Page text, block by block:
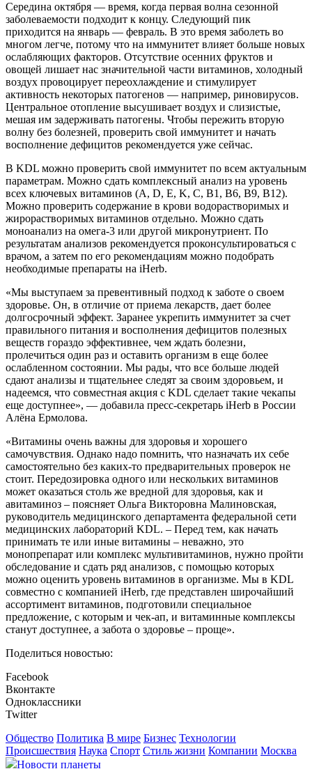
Середина октября — время, когда первая волна сезонной
заболеваемости подходит к концу. Следующий пик
приходится на январь — февраль. В это время заболеть во
многом легче, потому что на иммунитет влияет больше новых
ослабляющих факторов. Отсутствие осенних фруктов и
овощей лишает нас значительной части витаминов, холодный
воздух провоцирует переохлаждение и стимулирует
активность некоторых патогенов — например, риновирусов.
Центральное отопление высушивает воздух и слизистые,
мешая им задерживать патогены. Чтобы пережить вторую
волну без болезней, проверить свой иммунитет и начать
восполнение дефицитов рекомендуется уже сейчас.
В KDL можно проверить свой иммунитет по всем актуальным
параметрам. Можно сдать комплексный анализ на уровень
всех ключевых витаминов (A, D, E, K, C, B1, B6, B9, B12).
Можно проверить содержание в крови водорастворимых и
жирорастворимых витаминов отдельно. Можно сдать
моноанализ на омега-3 или другой микронутриент. По
результатам анализов рекомендуется проконсультироваться с
врачом, а затем по его рекомендациям можно подобрать
необходимые препараты на iHerb.
«Мы выступаем за превентивный подход к заботе о своем
здоровье. Он, в отличие от приема лекарств, дает более
долгосрочный эффект. Заранее укрепить иммунитет за счет
правильного питания и восполнения дефицитов полезных
веществ гораздо эффективнее, чем ждать болезни,
пролечиться один раз и оставить организм в еще более
ослабленном состоянии. Мы рады, что все больше людей
сдают анализы и тщательнее следят за своим здоровьем, и
надеемся, что совместная акция с KDL сделает такие чекапы
еще доступнее», — добавила пресс-секретарь iHerb в России
Алёна Ермолова.
«Витамины очень важны для здоровья и хорошего
самочувствия. Однако надо помнить, что назначать их себе
самостоятельно без каких-то предварительных проверок не
стоит. Передозировка одного или нескольких витаминов
может оказаться столь же вредной для здоровья, как и
авитаминоз – поясняет Ольга Викторовна Малиновская,
руководитель медицинского департамента федеральной сети
медицинских лабораторий KDL. – Перед тем, как начать
принимать те или иные витамины – неважно, это
монопрепарат или комплекс мультивитаминов, нужно пройти
обследование и сдать ряд анализов, с помощью которых
можно оценить уровень витаминов в организме. Мы в KDL
совместно с компанией iHerb, где представлен широчайший
ассортимент витаминов, подготовили специальное
предложение, с которым и чек-ап, и витаминные комплексы
станут доступнее, а забота о здоровье – проще».
Поделиться новостью:
Facebook
Вконтакте
Одноклассники
Twitter
Общество Политика В мире Бизнес Технологии
Происшествия Наука Спорт Стиль жизни Компании Москва
Новости планеты